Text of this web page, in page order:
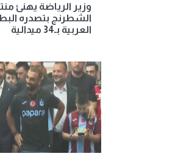
وزير الرياضة يهنئ
الشطرنج بتصدره
العربية بـ34 ميدالية